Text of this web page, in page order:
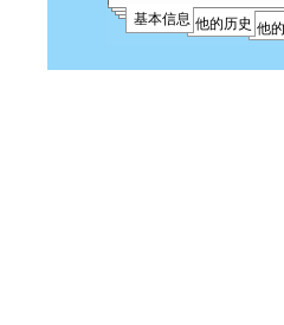
基本信息 他的历史 他